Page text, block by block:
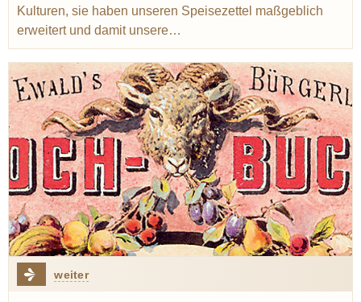
Kulturen, sie haben unseren Speisezettel maßgeblich
erweitert und damit unsere…
weiter